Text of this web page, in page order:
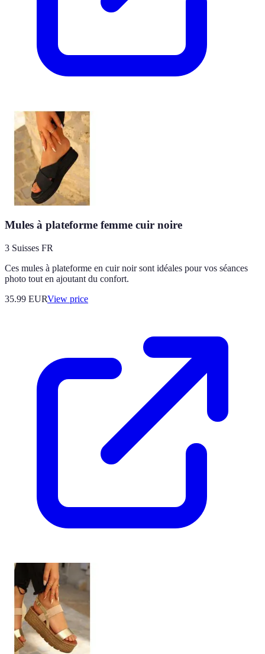
Mules à plateforme femme cuir noire
3 Suisses FR
Ces mules à plateforme en cuir noir sont idéales pour vos séances
photo tout en ajoutant du confort.
35.99 EURView price